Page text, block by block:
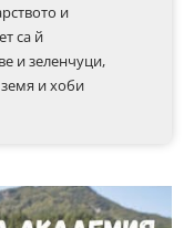
и
са й
и зеленчуци,
и хоби